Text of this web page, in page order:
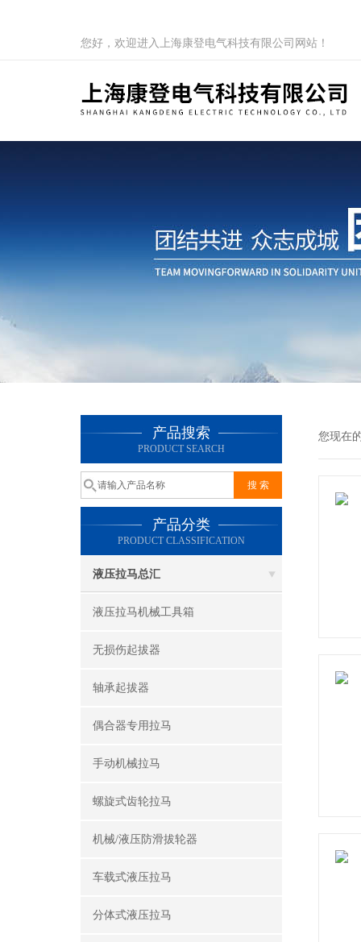
您好，欢迎进入上海康登电气科技有限公司网站！
产品搜索
PRODUCT SEARCH
产品分类
PRODUCT CLASSIFICATION
液压拉马总汇
液压拉马机械工具箱
无损伤起拔器
轴承起拔器
偶合器专用拉马
手动机械拉马
螺旋式齿轮拉马
机械/液压防滑拔轮器
车载式液压拉马
分体式液压拉马
您现在